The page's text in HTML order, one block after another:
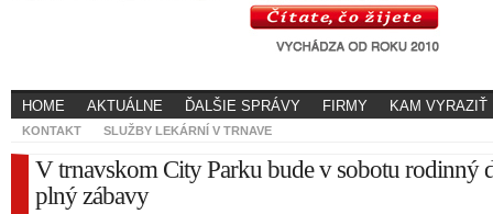
HOME AKTUÁLNE ĎALŠIE SPRÁVY FIRMY KAM VYRAZIŤ
KONTAKT SLUŽBY LEKÁRNÍ V TRNAVE
V trnavskom City Parku bude v sobotu rodinný
plný zábavy